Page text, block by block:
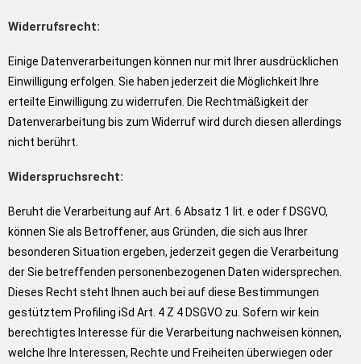
Widerrufsrecht:
Einige Datenverarbeitungen können nur mit Ihrer ausdrücklichen
Einwilligung erfolgen. Sie haben jederzeit die Möglichkeit Ihre
erteilte Einwilligung zu widerrufen. Die Rechtmäßigkeit der
Datenverarbeitung bis zum Widerruf wird durch diesen allerdings
nicht berührt.
Widerspruchsrecht:
Beruht die Verarbeitung auf Art. 6 Absatz 1 lit. e oder f DSGVO,
können Sie als Betroffener, aus Gründen, die sich aus Ihrer
besonderen Situation ergeben, jederzeit gegen die Verarbeitung
der Sie betreffenden personenbezogenen Daten widersprechen.
Dieses Recht steht Ihnen auch bei auf diese Bestimmungen
gestütztem Profiling iSd Art. 4 Z 4 DSGVO zu. Sofern wir kein
berechtigtes Interesse für die Verarbeitung nachweisen können,
welche Ihre Interessen, Rechte und Freiheiten überwiegen oder